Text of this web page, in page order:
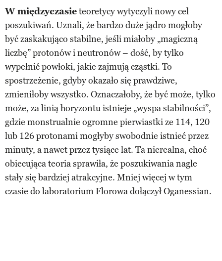
W międzyczasieteoretycy wytyczyli nowy cel
poszukiwań. Uznali, że bardzo duże jądro mogłoby
być zaskakująco stabilne, jeśli miałoby „magiczną
liczbę” protonów i neutronów – dość, by tylko
wypełnić powłoki, jakie zajmują cząstki. To
spostrzeżenie, gdyby okazało się prawdziwe,
zmieniłoby wszystko. Oznaczałoby, że być może, tylko
może, za linią horyzontu istnieje „wyspa stabilności”,
gdzie monstrualnie ogromne pierwiastki ze 114, 120
lub 126 protonami mogłyby swobodnie istnieć przez
minuty, a nawet przez tysiące lat. Ta nierealna, choć
obiecująca teoria sprawiła, że poszukiwania nagle
stały się bardziej atrakcyjne. Mniej więcej w tym
czasie do laboratorium Florowa dołączył Oganessian.